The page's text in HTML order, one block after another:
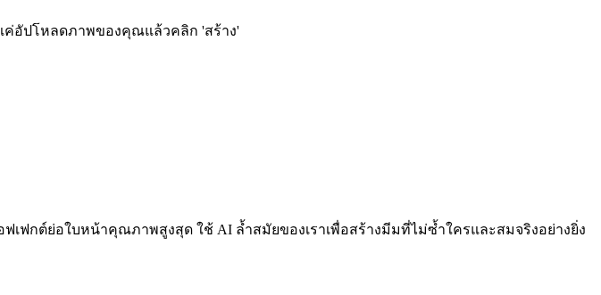
แค่อัปโหลดภาพของคุณแล้วคลิก 'สร้าง'
ฟกต์ย่อใบหน้าคุณภาพสูงสุด ใช้ AI ล้ำสมัยของเราเพื่อสร้างมีมที่ไม่ซ้ำใครและสมจริงอย่างยิ่ง